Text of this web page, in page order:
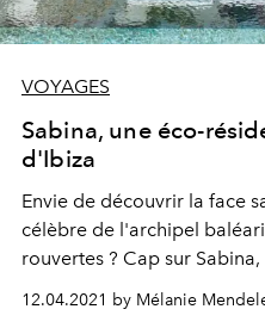
VOYAGES
Sabina, une éco-
d'Ibiza
Envie de découvrir la face
célèbre de l'archipel
rouvertes ? Cap sur
nouveau niché au beau
12.04.2021 by Mélanie